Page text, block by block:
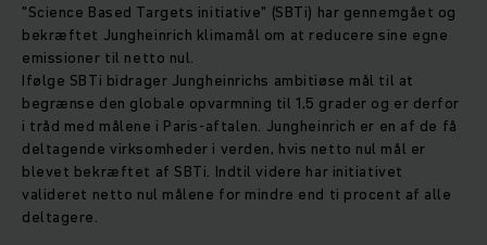
"Science Based Targets initiative" (SBTi) har gennemgået og
bekræftet Jungheinrich klimamål om at reducere sine egne
emissioner til netto nul.
Ifølge SBTi bidrager Jungheinrichs ambitiøse mål til at
begrænse den globale opvarmning til 1,5 grader og er derfor
i tråd med målene i Paris-aftalen. Jungheinrich er en af de få
deltagende virksomheder i verden, hvis netto nul mål er
blevet bekræftet af SBTi. Indtil videre har initiativet
valideret netto nul målene for mindre end ti procent af alle
deltagere.